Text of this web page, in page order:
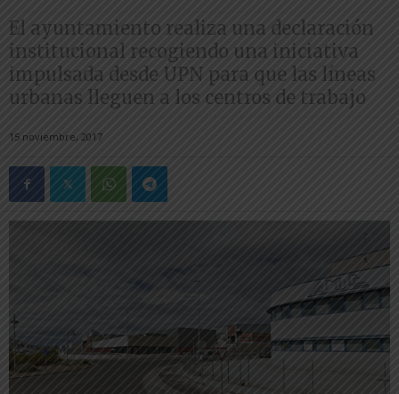
El ayuntamiento realiza una declaración
institucional recogiendo una iniciativa
impulsada desde UPN para que las líneas
urbanas lleguen a los centros de trabajo
15 noviembre, 2017